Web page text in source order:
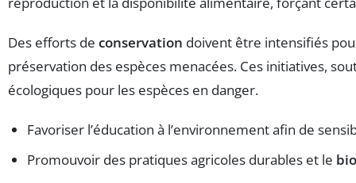
Des efforts de conservation doivent être intensifiés
préservation des espèces menacées. Ces initiatives,
écologiques pour les espèces en danger.
Favoriser l’éducation à l’environnement afin de
Promouvoir des pratiques agricoles durables et le